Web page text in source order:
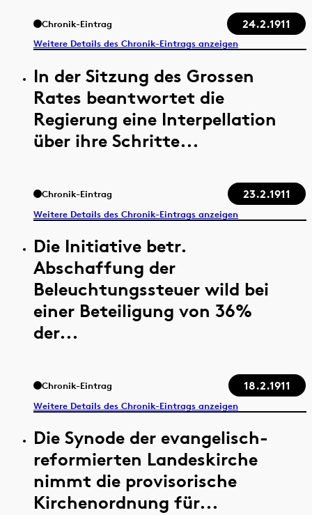
Chronik-Eintrag 24.2.1911
Weitere Details des Chronik-Eintrags anzeigen
In der Sitzung des Grossen
Rates beantwortet die
Regierung eine Interpellation
über ihre Schritte...
Chronik-Eintrag 23.2.1911
Weitere Details des Chronik-Eintrags anzeigen
Die Initiative betr.
Abschaffung der
Beleuchtungssteuer wild bei
einer Beteiligung von 36%
der...
Chronik-Eintrag 18.2.1911
Weitere Details des Chronik-Eintrags anzeigen
Die Synode der evangelisch-
reformierten Landeskirche
nimmt die provisorische
Kirchenordnung für...